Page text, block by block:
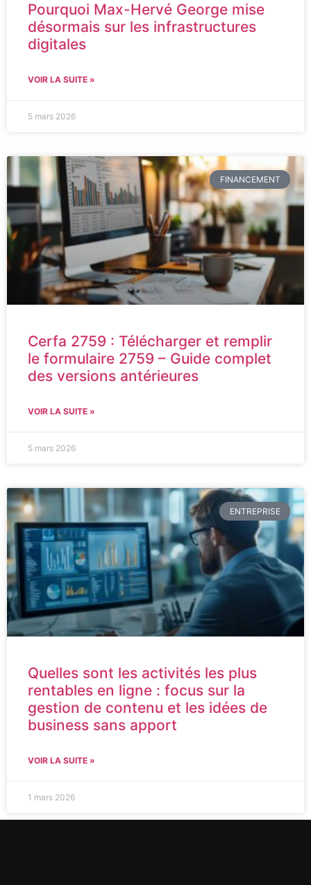
Pourquoi Max-Hervé George mise
désormais sur les infrastructures
digitales
VOIR LA SUITE »
5 mars 2026
FINANCEMENT
Cerfa 2759 : Télécharger et remplir
le formulaire 2759 – Guide complet
des versions antérieures
VOIR LA SUITE »
5 mars 2026
ENTREPRISE
Quelles sont les activités les plus
rentables en ligne : focus sur la
gestion de contenu et les idées de
business sans apport
VOIR LA SUITE »
1 mars 2026